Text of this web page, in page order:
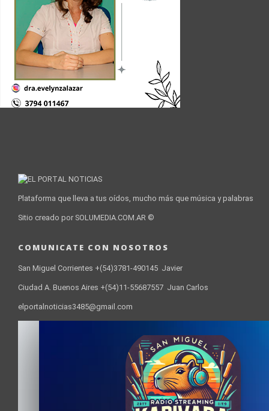
Plataforma que lleva a tus oídos, mucho más que música y palabras
Sitio creado por SOLUMEDIA.COM.AR ©
COMUNICATE CON NOSOTROS
San Miguel Corrientes +(54)3781-490145 Javier
Ciudad A. Buenos Aires +(54)11-55687557 Juan Carlos
elportalnoticias3485@gmail.com